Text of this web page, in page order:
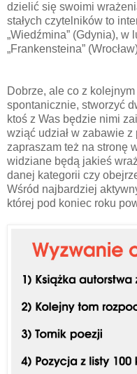
dzielić się swoimi
stałych czytelników to
„Wiedźmina” (Gdynia), w
„Frankensteina”
Dobrze, ale co z
spontanicznie, stworzyć
ktoś z Was będzie nimi
wziąć udział w zabawie
zapraszam też na stronę
widziane będą jakieś
danej kategorii czy
Wśród najbardziej
której pod koniec roku